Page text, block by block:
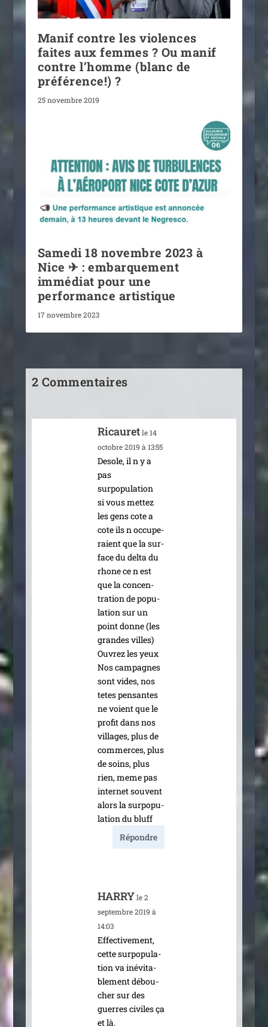
Manif contre les violences
faites aux femmes ? Ou manif
contre l’homme (blanc de
préférence!) ?
25 novembre 2019
Samedi 18 novembre 2023 à
Nice ✈ : embarquement
immédiat pour une
performance artistique
17 novembre 2023
2 Commentaires
Ricauret le 14
octobre 2019 à 13:55
Desole, il n y a
pas
surpopulation
si vous met­tez
les gens cote a
cote ils n occu­pe­
raient que la sur­
face du del­ta du
rhone ce n est
que la concen­
tra­tion de popu­
la­tion sur un
point donne (les
grandes villes)
Ouvrez les yeux
Nos cam­pagnes
sont vides, nos
tetes pen­santes
ne voient que le
pro­fit dans nos
vil­lages, plus de
com­merces, plus
de soins, plus
rien, meme pas
inter­net souvent
alors la sur­po­pu­
la­tion du bluff
Répondre
HARRY le 2
septembre 2019 à
14:03
Effectivement,
cette sur­po­pu­la­
tion va inévi­ta­
ble­ment débou­
cher sur des
guerres civiles ça
et là.